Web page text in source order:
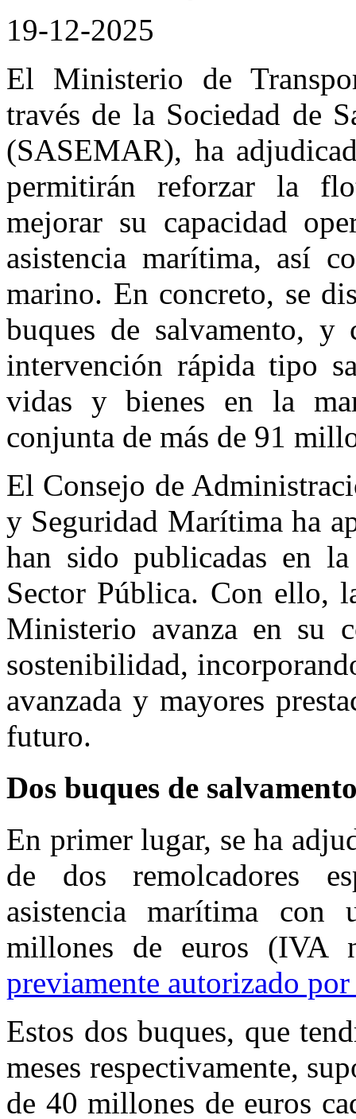
19-12-2025
El Ministerio de
través de la Sociedad de
(SASEMAR), ha
permitirán reforzar la
mejorar su capacidad
asistencia marítima, así
marino. En concreto, se
buques de salvamento, y
intervención rápida tipo
vidas y bienes en la
conjunta de más de 91
El Consejo de
y Seguridad Marítima ha
han sido publicadas en
Sector Pública. Con ello,
Ministerio avanza en su
sostenibilidad,
avanzada y mayores
futuro.
Dos buques de
En primer lugar, se ha
de dos remolcadores
asistencia marítima con
millones de euros (IVA
previamente autorizado
Estos dos buques, que
meses respectivamente,
de 40 millones de euros